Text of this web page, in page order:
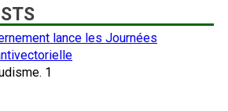
lance les Journées
1